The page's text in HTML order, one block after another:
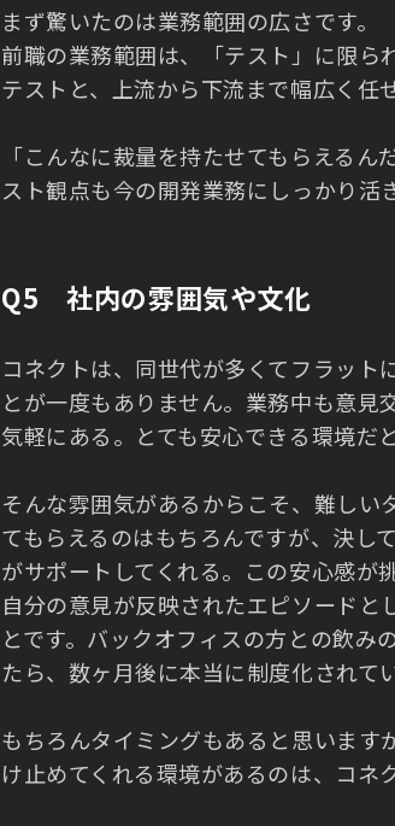
まず驚いたのは業務範囲の広さです。
前職の業務範囲は、「テスト」に限ら
テストと、上流から下流まで幅広く任
「こんなに裁量を持たせてもらえる
スト観点も今の開発業務にしっかり活
Q5 社内の雰囲気や文化
コネクトは、同世代が多くてフラット
とが一度もありません。業務中も意
気軽にある。とても安心できる環境だ
そんな雰囲気があるからこそ、難しい
てもらえるのはもちろんですが、決し
がサポートしてくれる。この安心感が
自分の意見が反映されたエピソードと
とです。バックオフィスの方との飲み
たら、数ヶ月後に本当に制度化されて
もちろんタイミングもあると思います
け止めてくれる環境があるのは、コネ